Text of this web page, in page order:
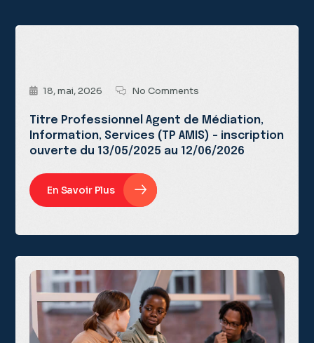
18, mai, 2026 No Comments
Titre Professionnel Agent de Médiation,
Information, Services (TP AMIS) – inscription
ouverte du 13/05/2025 au 12/06/2026
En Savoir Plus